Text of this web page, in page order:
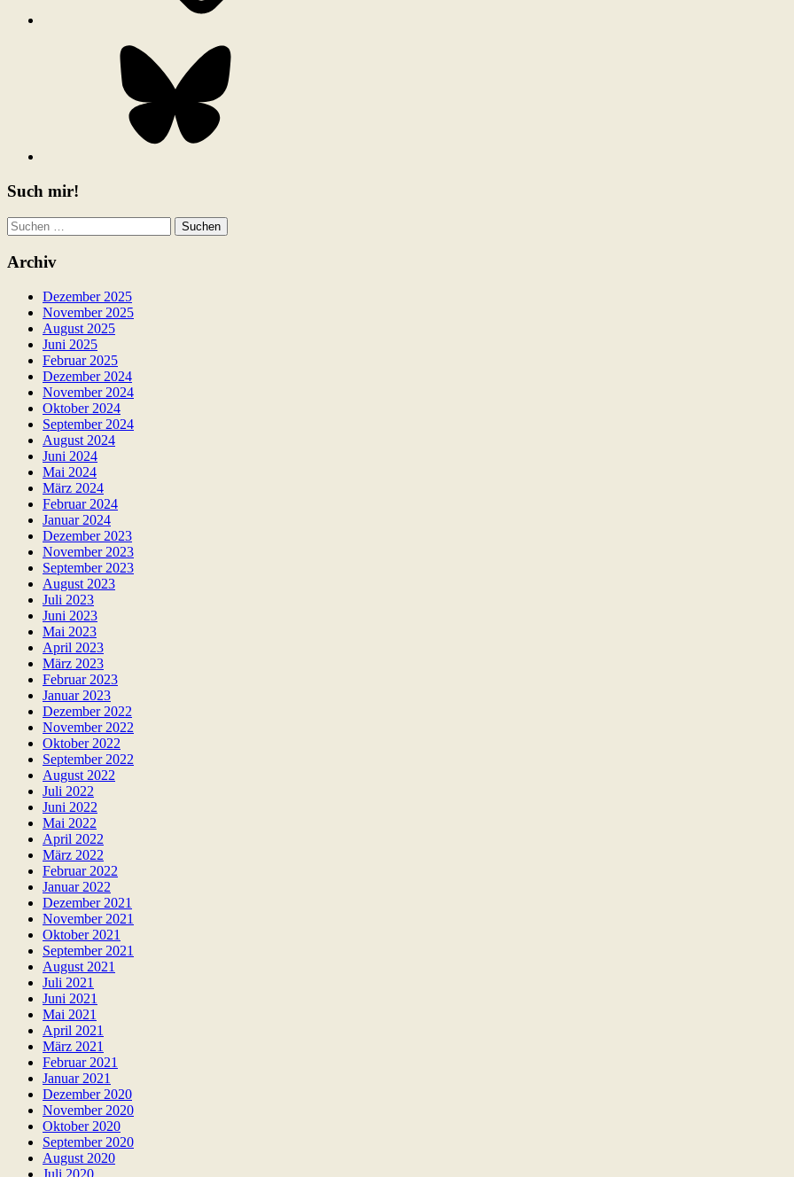
Such mir!
Suchen
nach:
Archiv
Dezember 2025
November 2025
August 2025
Juni 2025
Februar 2025
Dezember 2024
November 2024
Oktober 2024
September 2024
August 2024
Juni 2024
Mai 2024
März 2024
Februar 2024
Januar 2024
Dezember 2023
November 2023
September 2023
August 2023
Juli 2023
Juni 2023
Mai 2023
April 2023
März 2023
Februar 2023
Januar 2023
Dezember 2022
November 2022
Oktober 2022
September 2022
August 2022
Juli 2022
Juni 2022
Mai 2022
April 2022
März 2022
Februar 2022
Januar 2022
Dezember 2021
November 2021
Oktober 2021
September 2021
August 2021
Juli 2021
Juni 2021
Mai 2021
April 2021
März 2021
Februar 2021
Januar 2021
Dezember 2020
November 2020
Oktober 2020
September 2020
August 2020
Juli 2020